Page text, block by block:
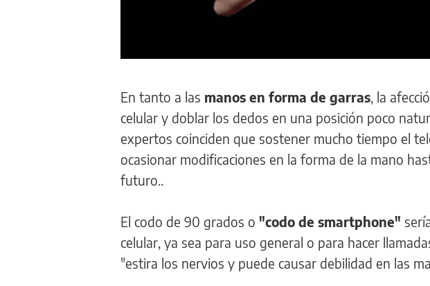
En tanto a las manos en forma de garras , la
celular y doblar los dedos en una posición poco
expertos coinciden que sostener mucho tiempo el
ocasionar modificaciones en la forma de la mano
futuro..
El codo de 90 grados o "codo de smartphone"
celular, ya sea para uso general o para hacer
"estira los nervios y puede causar debilidad en las